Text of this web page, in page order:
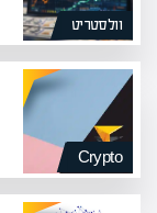
וולסטריט
Crypto